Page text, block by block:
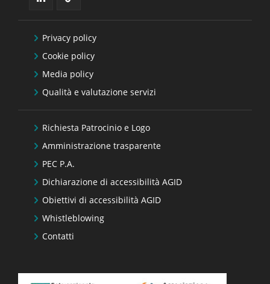
Privacy policy
Cookie policy
Media policy
Qualità e valutazione servizi
Richiesta Patrocinio e Logo
Amministrazione trasparente
PEC P.A.
Dichiarazione di accessibilità AGID
Obiettivi di accessibilità AGID
Whistleblowing
Contatti